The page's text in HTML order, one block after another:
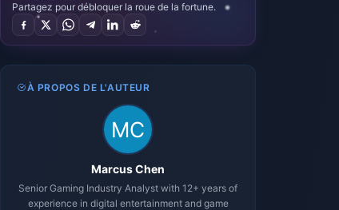
Partagez pour débloquer la roue de la fortune.
À PROPOS DE L'AUTEUR
Marcus Chen
Senior Gaming Industry Analyst with 12+ years of
experience in digital entertainment and game